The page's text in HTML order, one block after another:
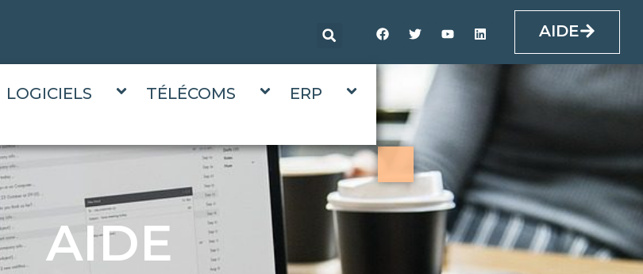
AIDE
LOGICIELS TÉLÉCOMS
ERP
AIDE